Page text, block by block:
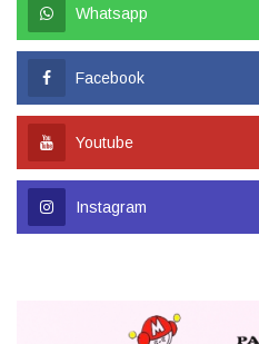
Whatsapp
Facebook
Youtube
Instagram